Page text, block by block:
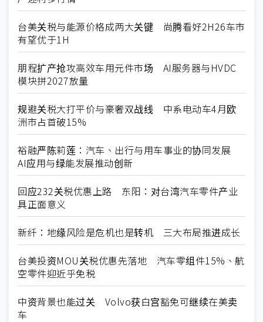
台美关税与能源价格成两大关键 尚腾看好2H26车市
有望优于1H
朋程扩产抢攻高效车用元件市场 AI服务器与HVDC
模块拼2027放量
规避关税大打平价与豪奢双战线 中系电动车4月欧
洲市占首破15%
裕融严陈莉莲：汽车、出行与用车事业的协同发展
AI应用与绿能发展推动创新
回应232关税优惠上路 东阳：对台湾汽车零件产业
具正面意义
新纤：地缘风险是危机也是转机 三大布局推进成长
台美投资MOU关税优惠先落地 汽车零组件15%、航
空零件迎近乎免税
中资背景也能过关 Volvo获白宫豁免可继续在美卖
车